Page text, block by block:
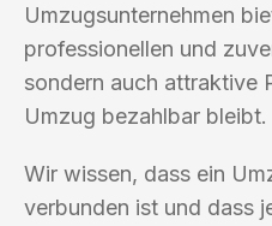
Umzugsunternehmen
professionellen und
sondern auch attraktive
Umzug bezahlbar bleibt.
Wir wissen, dass ein
verbunden ist und dass